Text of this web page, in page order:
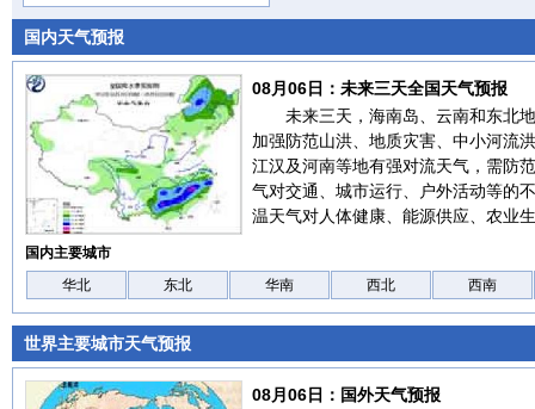
国内天气预报
08月06日：未来三天全国天气预报
未来三天，海南岛、云南和东北
加强防范山洪、地质灾害、中小河流
江汉及河南等地有强对流天气，需防
气对交通、城市运行、户外活动等的
温天气对人体健康、能源供应、农业
国内主要城市
华北
东北 华南 西北 西南
世界主要城市天气预报
08月06日：国外天气预报